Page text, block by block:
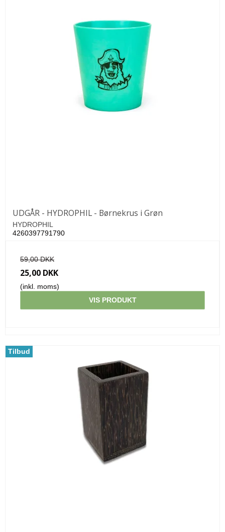
UDGÅR - HYDROPHIL - Børnekrus i Grøn
HYDROPHIL
4260397791790
59,00 DKK
25,00 DKK
(inkl. moms)
VIS PRODUKT
Tilbud